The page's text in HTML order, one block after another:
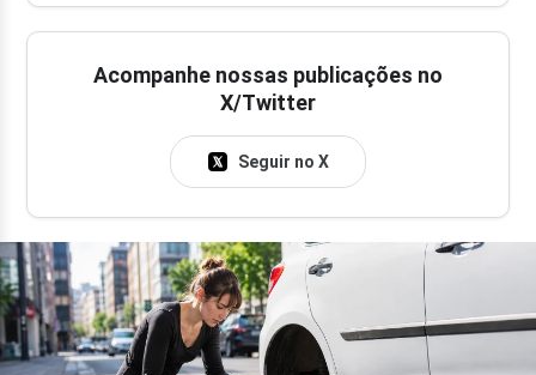
Acompanhe nossas publicações no
X/Twitter
Seguir no X